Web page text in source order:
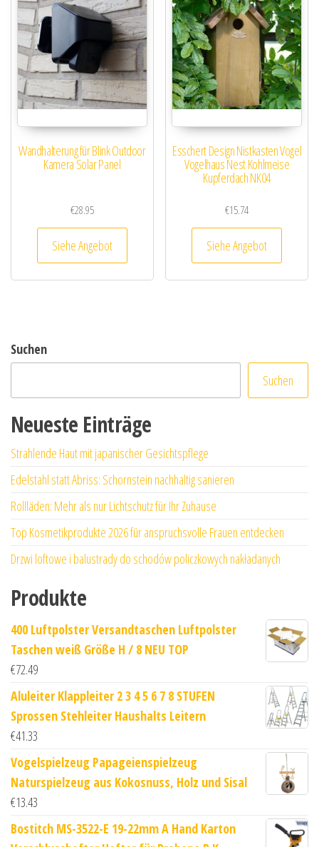
Wandhalterung für Blink Outdoor
Kamera Solar Panel
€28.95
Siehe Angebot
Esschert Design Nistkasten Vogel
Vogelhaus Nest Kohlmeise
Kupferdach NK04
€15.74
Siehe Angebot
Suchen
Suchen
Neueste Einträge
Strahlende Haut mit japanischer Gesichtspflege
Edelstahl statt Abriss: Schornstein nachhaltig sanieren
Rollläden: Mehr als nur Lichtschutz für Ihr Zuhause
Top Kosmetikprodukte 2026 für anspruchsvolle Frauen entdecken
Drzwi loftowe i balustrady do schodów policzkowych nakładanych
Produkte
400 Luftpolster Versandtaschen Luftpolster
Taschen weiß Größe H / 8 NEU TOP
€72.49
Aluleiter Klappleiter 2 3 4 5 6 7 8 STUFEN
Sprossen Stehleiter Haushalts Leitern
€41.33
Vogelspielzeug Papageienspielzeug
Naturspielzeug aus Kokosnuss, Holz und Sisal
€13.43
Bostitch MS-3522-E 19-22mm A Hand Karton